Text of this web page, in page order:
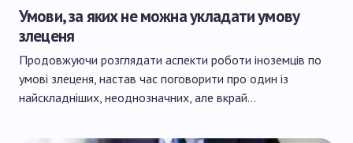
Умови, за яких не можна укладати умову
злеценя
Продовжуючи розглядати аспекти роботи іноземців по
умові злеценя, настав час поговорити про один із
найскладніших, неоднозначних, але вкрай…